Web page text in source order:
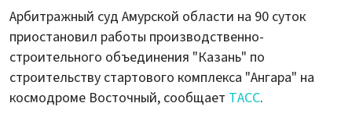
Арбитражный суд Амурской области на 90 суток
приостановил работы производственно-
строительного объединения "Казань" по
строительству стартового комплекса "Ангара" на
космодроме Восточный, сообщает ТАСС.